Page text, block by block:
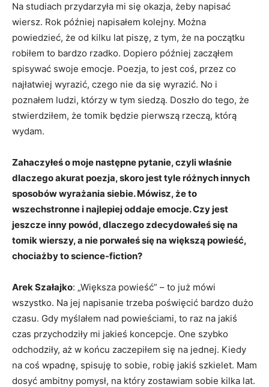
Na studiach przydarzyła mi się okazja, żeby napisać
wiersz. Rok później napisałem kolejny. Można
powiedzieć, że od kilku lat piszę, z tym, że na początku
robiłem to bardzo rzadko. Dopiero później zacząłem
spisywać swoje emocje. Poezja, to jest coś, przez co
najłatwiej wyrazić, czego nie da się wyrazić. No i
poznałem ludzi, którzy w tym siedzą. Doszło do tego, że
stwierdziłem, że tomik będzie pierwszą rzeczą, którą
wydam.
Zahaczyłeś o moje następne pytanie, czyli właśnie
dlaczego akurat poezja, skoro jest tyle różnych innych
sposobów wyrażania siebie. Mówisz, że to
wszechstronne i najlepiej oddaje emocje. Czy jest
jeszcze inny powód, dlaczego zdecydowałeś się na
tomik wierszy, a nie porwałeś się na większą powieść,
chociażby to science-fiction?
Arek Szałajko: „Większa powieść” – to już mówi
wszystko. Na jej napisanie trzeba poświęcić bardzo dużo
czasu. Gdy myślałem nad powieściami, to raz na jakiś
czas przychodziły mi jakieś koncepcje. One szybko
odchodziły, aż w końcu zaczepiłem się na jednej. Kiedy
na coś wpadnę, spisuję to sobie, robię jakiś szkielet. Mam
dosyć ambitny pomysł, na który zostawiam sobie kilka lat.